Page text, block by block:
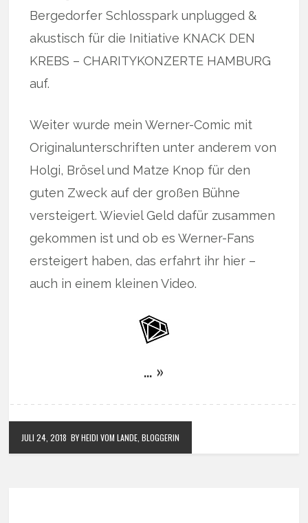
Bergedorfer Schlosspark unplugged &
akustisch für die Initiative KNACK DEN
KREBS – CHARITYKONZERTE HAMBURG
auf.
Weiter wurde mein Werner-Comic mit
Originalunterschriften unter anderem von
Holgi, Brösel und Matze Knop für den
guten Zweck auf der großen Bühne
versteigert. Wieviel Geld dafür zusammen
gekommen ist und ob es Werner-Fans
ersteigert haben, das erfahrt ihr hier –
auch in einem kleinen Video.
… »
JULI 24, 2018 BY HEIDI VOM LANDE, BLOGGERIN